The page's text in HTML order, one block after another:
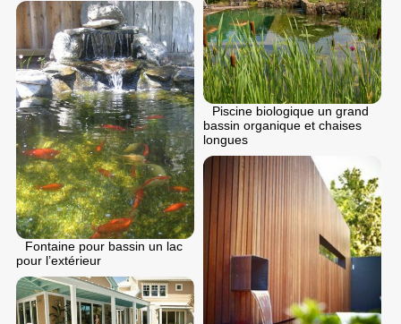
Piscine biologique un grand
bassin organique et chaises
longues
Fontaine pour bassin un lac
pour l’extérieur